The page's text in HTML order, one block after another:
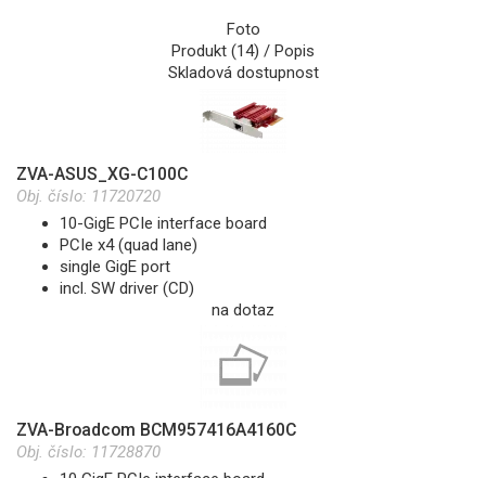
Foto
Produkt (14) / Popis
Skladová dostupnost
ZVA-ASUS_XG-C100C
Obj. číslo: 11720720
10-GigE PCIe interface board
PCIe x4 (quad lane)
single GigE port
incl. SW driver (CD)
na dotaz
ZVA-Broadcom BCM957416A4160C
Obj. číslo: 11728870